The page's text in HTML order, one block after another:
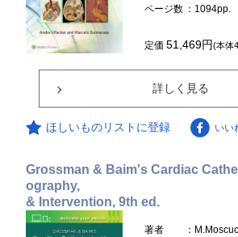
ページ数 ：1094pp.
定価51,469円(本体
詳しく見る
ほしいものリストに登録 いい
Grossman & Baim's Cardiac
ography,
& Intervention, 9th ed.
著者
：